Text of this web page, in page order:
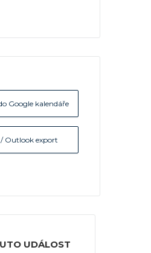
Google kalendáře
/ Outlook export
UDÁLOST